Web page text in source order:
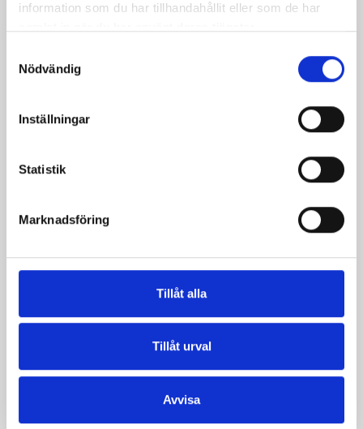
information som du har tillhandahållit eller som de har
Nödvändig
Inställningar
Statistik
Marknadsföring
Tillåt alla
Tillåt urval
Avvisa
Chokladtårta från Irland
Chokladkladdkaka
med chokladbitar